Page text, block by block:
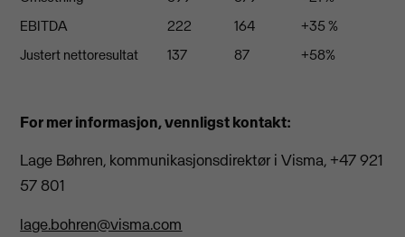
EBITDA
222 164
+35 %
Justert nettoresultat
137 87 +58%
For mer informasjon, vennligst kontakt:
Lage Bøhren, kommunikasjonsdirektør i Visma, +47 921
57 801
lage.bohren@visma.com